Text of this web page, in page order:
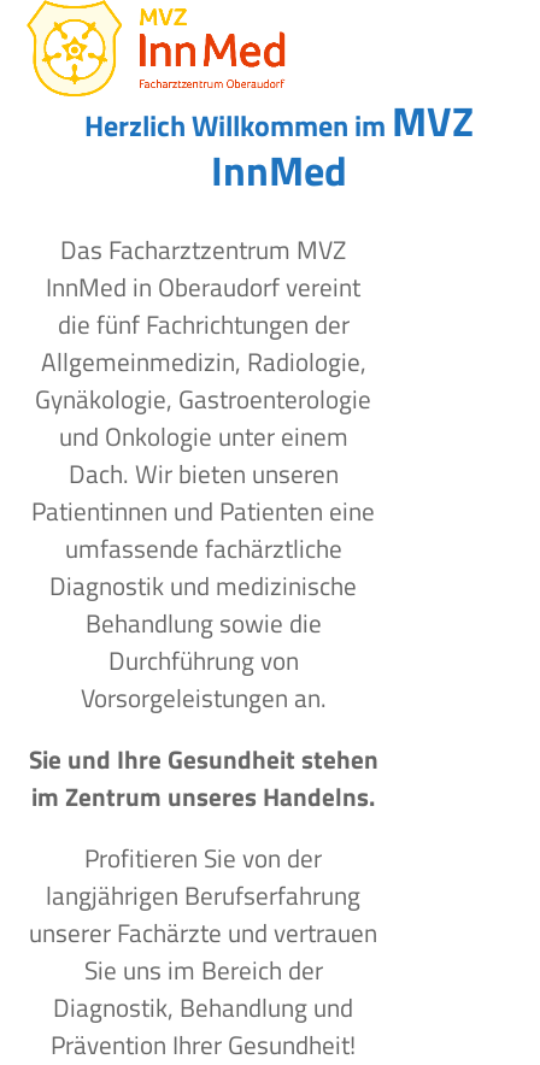
Skip
content
Open
mobile
menu
Close
mobile
menu
Herzlich Willkommen im MVZ
InnMed
Das Facharztzentrum MVZ
InnMed in Oberaudorf vereint
die fünf Fachrichtungen der
Allgemeinmedizin, Radiologie,
Gynäkologie, Gastroenterologie
und Onkologie unter einem
Dach. Wir bieten unseren
Patientinnen und Patienten eine
umfassende fachärztliche
Diagnostik und medizinische
Behandlung sowie die
Durchführung von
Vorsorgeleistungen an.
Sie und Ihre Gesundheit stehen
im Zentrum unseres Handelns.
Profitieren Sie von der
langjährigen Berufserfahrung
unserer Fachärzte und vertrauen
Sie uns im Bereich der
Diagnostik, Behandlung und
Prävention Ihrer Gesundheit!